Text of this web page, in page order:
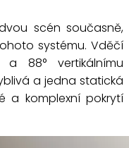
scén současně,
systému. Vděčí
88° vertikálnímu
a jedna statická
a komplexní pokrytí